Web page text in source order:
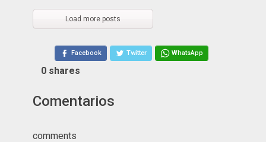
Load more posts
Facebook Twitter WhatsApp
0 shares
Comentarios
comments